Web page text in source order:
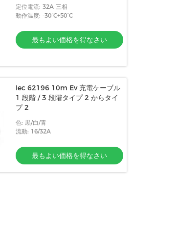
定位電流: 32A 三相
動作温度: -30°C+50°C
最もよい価格を得なさい
Iec 62196 10m Ev 充電ケーブル
1 段階 / 3 段階タイプ 2 からタイ
プ 2
色: 黒/白/青
流動: 16/32A
最もよい価格を得なさい